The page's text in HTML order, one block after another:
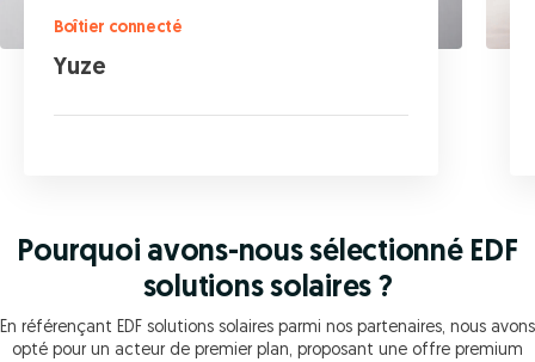
Boîtier connecté
Yuze
Pourquoi avons-nous sélectionné EDF
solutions solaires ?
En référençant EDF solutions solaires parmi nos partenaires, nous avons
opté pour un acteur de premier plan, proposant une offre premium